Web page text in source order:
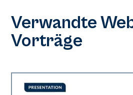
Verwandte
Vorträge